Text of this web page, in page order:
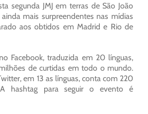
segunda JMJ em terras de São João
mais surpreendentes nas mídias
aos obtidos em Madrid e Rio de
Facebook, traduzida em 20 línguas,
de curtidas em todo o mundo.
em 13 as línguas, conta com 220
hashtag para seguir o evento é